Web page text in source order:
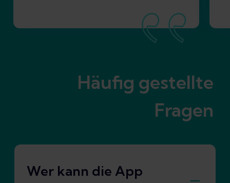
Häufig gestellte
Fragen
Wer kann die App